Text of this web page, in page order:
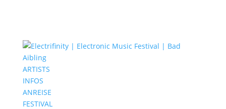
ARTISTS
INFOS
ANREISE
FESTIVAL